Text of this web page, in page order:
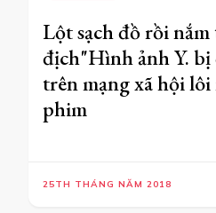
Lột sạch đồ rồi
địch"Hình ảnh Y. bị
trên mạng xã hội
phim
25TH THÁNG NĂM 2018